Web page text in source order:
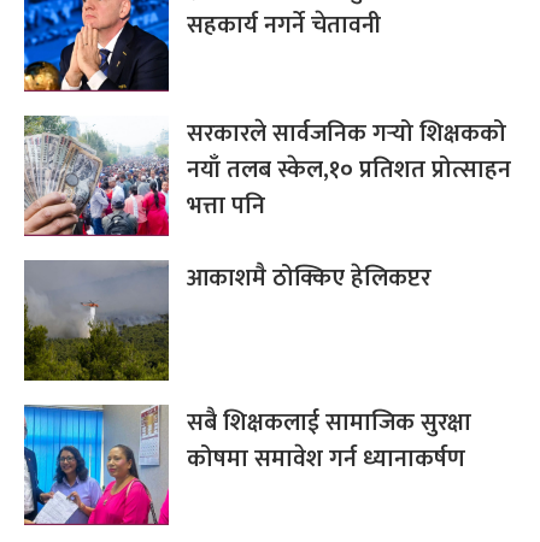
सहकार्य नगर्ने चेतावनी
सरकारले सार्वजनिक गर्‍यो शिक्षकको
नयाँ तलब स्केल,१० प्रतिशत प्रोत्साहन
भत्ता पनि
आकाशमै ठोक्किए हेलिकप्टर
सबै शिक्षकलाई सामाजिक सुरक्षा
कोषमा समावेश गर्न ध्यानाकर्षण